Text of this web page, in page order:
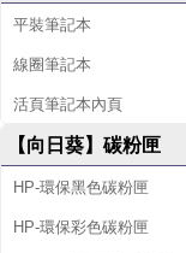
平裝筆記本
線圈筆記本
活頁筆記本內頁
【向日葵】碳粉匣
HP-環保黑色碳粉匣
HP-環保彩色碳粉匣